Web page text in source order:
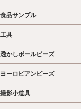
食品サンプル
工具
透かしボールビーズ
ヨーロピアンビーズ
撮影小道具